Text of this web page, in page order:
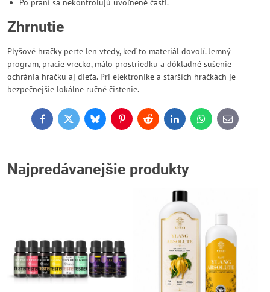
Po praní sa nekontrolujú uvoľnené časti.
Zhrnutie
Plyšové hračky perte len vtedy, keď to materiál dovolí. Jemný
program, pracie vrecko, málo prostriedku a dôkladné sušenie
ochránia hračku aj dieťa. Pri elektronike a starších hračkách je
bezpečnejšie lokálne ručné čistenie.
FacebookTwitterBlueskyPinterestReddit LinkedInWhatsApp
E-
mail
Najpredávanejšie produkty